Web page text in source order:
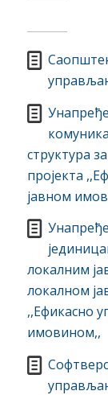
структура
пројекта
јавном
локалним
локалном
,,Ефикасно
имовином,,